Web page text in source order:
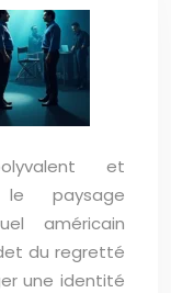
et
paysage
américain
du regretté
une identité